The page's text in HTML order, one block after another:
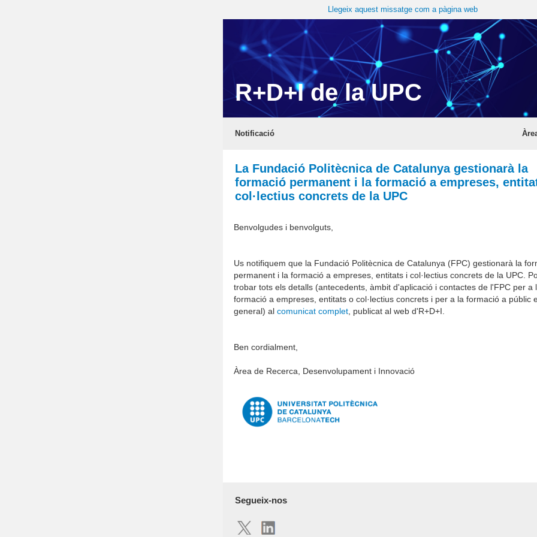
Llegeix aquest missatge com a pàgina web
R+D+I de la UPC
Notificació
La Fundació Politècnica de Catalunya gestionarà la
formació permanent i la formació a empreses,
col·lectius concrets de la UPC
Benvolgudes i benvolguts,
Us notifiquem que la Fundació Politècnica de Catalunya (FPC) gestionarà la
permanent i la formació a empreses, entitats i col·lectius concrets de la UPC.
trobar tots els detalls (antecedents, àmbit d'aplicació i contactes de l'FPC per a
formació a empreses, entitats o col·lectius concrets i per a la formació a públic
general) al comunicat complet, publicat al web d'R+D+I.
Ben cordialment,
Àrea de Recerca, Desenvolupament i Innovació
Segueix-nos